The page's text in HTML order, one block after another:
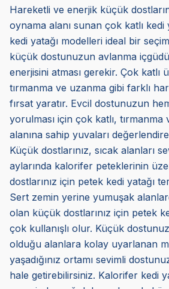
Hareketli ve enerjik küçük
oynama alanı sunan çok katlı kedi
kedi yatağı modelleri ideal bir
küçük dostunuzun avlanma
enerjisini atması gerekir. Çok katlı
tırmanma ve uzanma gibi farklı
fırsat yaratır. Evcil dostunuzun
yorulması için çok katlı, tırmanma
alanına sahip yuvaları
Küçük dostlarınız, sıcak alanları
aylarında kalorifer peteklerinin
dostlarınız için petek kedi yatağı
Sert zemin yerine yumuşak
olan küçük dostlarınız için petek
çok kullanışlı olur. Küçük
olduğu alanlara kolay uyarlanan
yaşadığınız ortamı sevimli
hale getirebilirsiniz. Kalorifer kedi